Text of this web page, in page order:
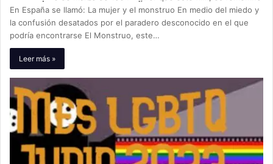
En España se llamó: La mujer y el monstruo En medio del miedo y
la confusión desatados por el paradero desconocido en el que
podría encontrarse El Monstruo, este…
Leer más »